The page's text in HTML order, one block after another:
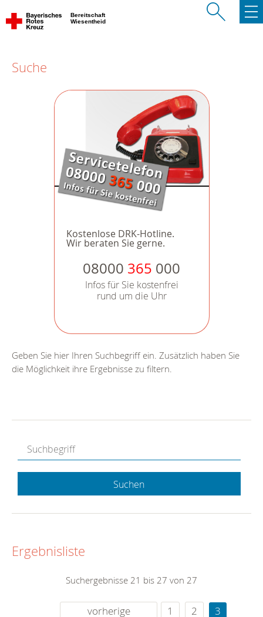
Bereitschaft
Wiesentheid
Suche
Kostenlose DRK-Hotline.
Wir beraten Sie gerne.
08000 365 000
Infos für Sie kostenfrei
rund um die Uhr
Geben Sie hier Ihren Suchbegriff ein. Zusätzlich haben Sie
die Möglichkeit ihre Ergebnisse zu filtern.
Suchen
Ergebnisliste
Suchergebnisse 21 bis 27 von 27
vorherige 1 2 3